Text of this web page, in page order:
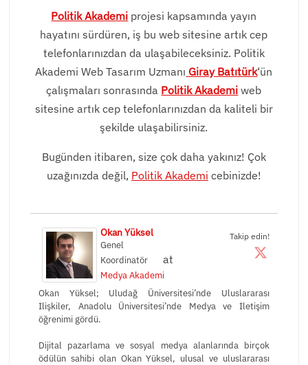
Politik Akademi projesi kapsamında yayın
hayatını sürdüren, iş bu web sitesine artık cep
telefonlarınızdan da ulaşabileceksiniz. Politik
Akademi Web Tasarım Uzmanı Giray Batıtürk‘ün
çalışmaları sonrasında Politik Akademi web
sitesine artık cep telefonlarınızdan da kaliteli bir
şekilde ulaşabilirsiniz.
Bugünden itibaren, size çok daha yakınız! Çok
uzağınızda değil, Politik Akademi cebinizde!
Takip edin!
Okan Yüksel
Genel
Koordinatör
at
Medya Akademi
Okan Yüksel; Uludağ Üniversitesi’nde Uluslararası
İlişkiler, Anadolu Üniversitesi’nde Medya ve İletişim
öğrenimi gördü.
Dijital pazarlama ve sosyal medya alanlarında birçok
ödülün sahibi olan Okan Yüksel, ulusal ve uluslararası